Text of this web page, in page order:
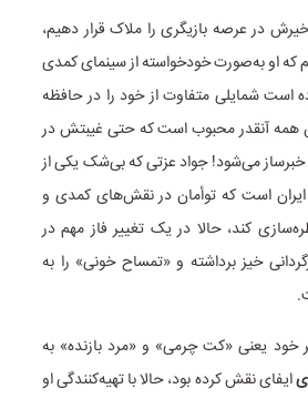
در عرصه بازیگری را ملاک قرار دهیم،
که او به‌صورت خودخواسته از سینمای کمدی
است شمایلی متفاوت از خود را در حافظه
همه آنقدر محبوب است که حتی غیبتش در
می‌شود! جواد عزتی که بی‌شک یکی از
ایران است که توأمان در نقش‌های کمدی و
کند، حالا در یک تغییر فاز مهم در
خیز برداشته و «تمساح خونی» را به
خود یعنی «کت چرمی» و «مرد بازنده» به
ایفای نقش کرده بود، حالا با تهیه‌کنندگی او